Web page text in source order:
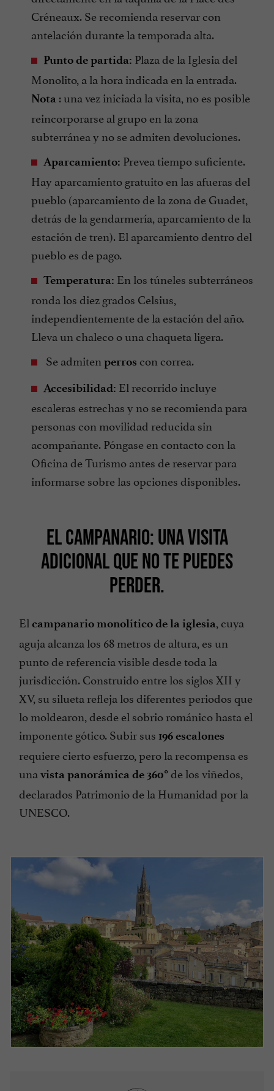
Créneaux. Se recomienda reservar con
antelación durante la temporada alta.
Punto de partida: Plaza de la Iglesia del
Monolito, a la hora indicada en la entrada.
Nota : una vez iniciada la visita, no es posible
reincorporarse al grupo en la zona
subterránea y no se admiten devoluciones.
Aparcamiento: Prevea tiempo suficiente.
Hay aparcamiento gratuito en las afueras del
pueblo (aparcamiento de la zona de Guadet,
detrás de la gendarmería, aparcamiento de la
estación de tren). El aparcamiento dentro del
pueblo es de pago.
Temperatura: En los túneles subterráneos
ronda los diez grados Celsius,
independientemente de la estación del año.
Lleva un chaleco o una chaqueta ligera.
Se admiten perros con correa.
Accesibilidad: El recorrido incluye
escaleras estrechas y no se recomienda para
personas con movilidad reducida sin
acompañante. Póngase en contacto con la
Oficina de Turismo antes de reservar para
informarse sobre las opciones disponibles.
EL CAMPANARIO: UNA VISITA
ADICIONAL QUE NO TE PUEDES
PERDER.
El campanario monolítico de la iglesia , cuya
aguja alcanza los 68 metros de altura, es un
punto de referencia visible desde toda la
jurisdicción. Construido entre los siglos XII y
XV, su silueta refleja los diferentes periodos que
lo moldearon, desde el sobrio románico hasta el
imponente gótico. Subir sus 196 escalones
requiere cierto esfuerzo, pero la recompensa es
una vista panorámica de 360°de los viñedos,
declarados Patrimonio de la Humanidad por la
UNESCO.